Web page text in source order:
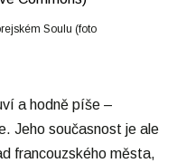
Soulu (foto
a hodně píše –
Jeho současnost je ale
francouzského města,